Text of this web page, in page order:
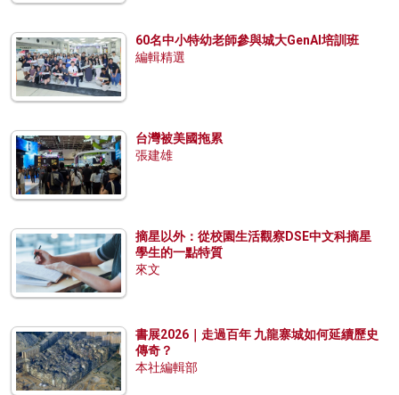
60名中小特幼老師參與城大GenAI培訓班
編輯精選
台灣被美國拖累
張建雄
摘星以外：從校園生活觀察DSE中文科摘星
學生的一點特質
來文
書展2026｜走過百年 九龍寨城如何延續歷史
傳奇？
本社編輯部